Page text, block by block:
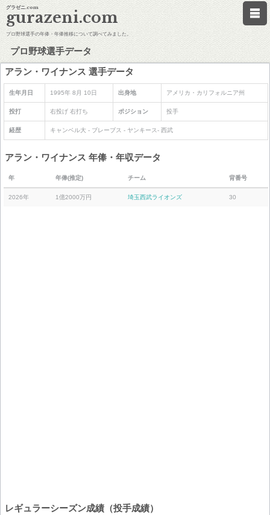
グラゼニ.com
gurazeni.com
プロ野球選手の年俸・年俸推移について調べてみました。
プロ野球選手データ
アラン・ワイナンス 選手データ
生年月日 1995年 8月 10日 出身地 アメリカ・カリフォルニア州
投打 右投げ 右打ち ポジション 投手
経歴 キャンベル大 - ブレーブス - ヤンキース- 西武
アラン・ワイナンス 年俸・年収データ
年 年俸(推定) チーム 背番号
2026年 1億2000万円 埼玉西武ライオンズ 30
レギュラーシーズン成績（投手成績）